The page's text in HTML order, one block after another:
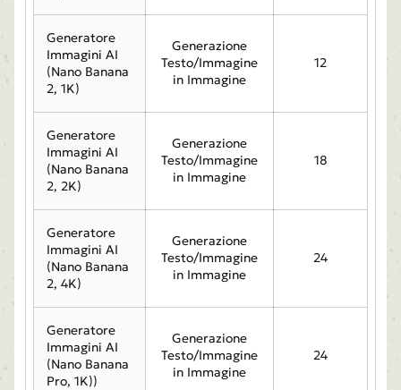
Generatore
Immagini AI
(Nano Banana
2, 1K)
Generazione
Testo/Immagine
in Immagine
12
Generatore
Immagini AI
(Nano Banana
2, 2K)
Generazione
Testo/Immagine
in Immagine
18
Generatore
Immagini AI
(Nano Banana
2, 4K)
Generazione
Testo/Immagine
in Immagine
24
Generatore
Immagini AI
(Nano Banana
Pro, 1K))
Generazione
Testo/Immagine
in Immagine
24